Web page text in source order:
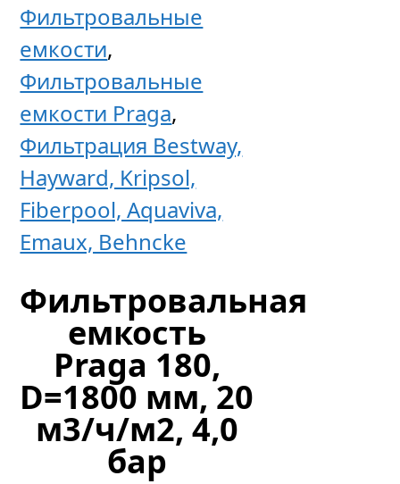
Фильтровальные
емкости,
Фильтровальные
емкости Praga,
Фильтрация Bestway,
Hayward, Kripsol,
Fiberpool, Aquaviva,
Emaux, Behncke
Фильтровальная
емкость
Praga 180,
D=1800 мм, 20
м3/ч/м2, 4,0
бар